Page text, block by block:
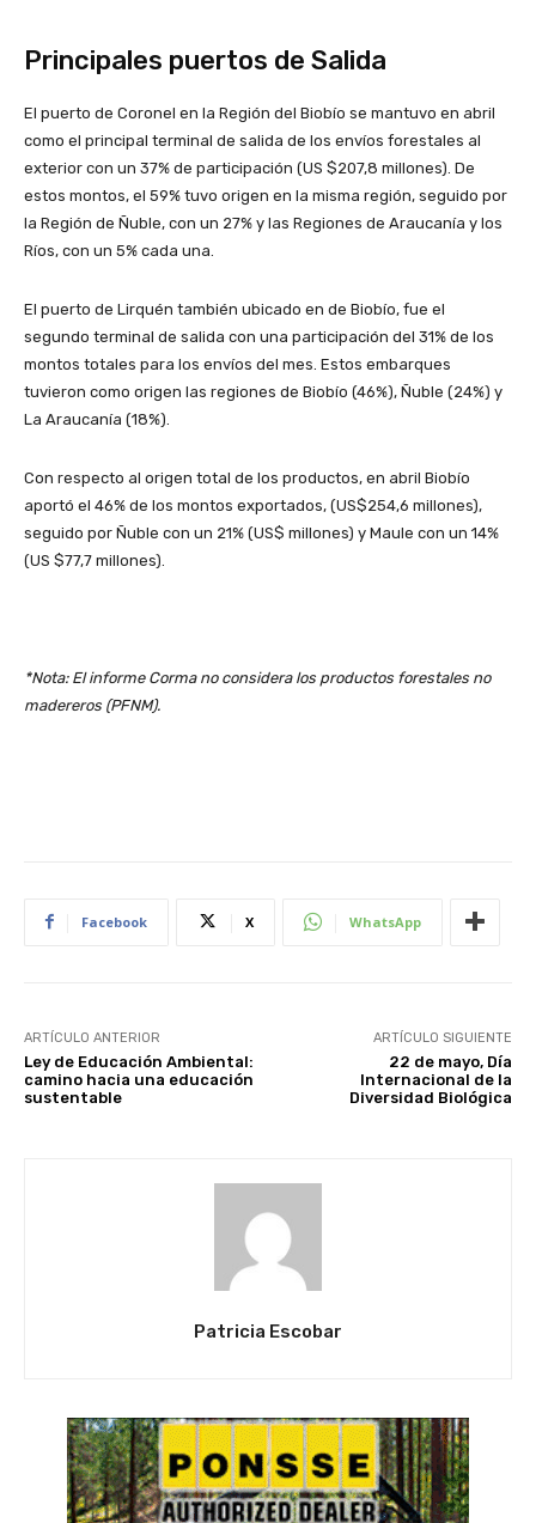
Principales puertos de Salida
El puerto de Coronel en la Región del Biobío se mantuvo en abril
como el principal terminal de salida de los envíos forestales al
exterior con un 37% de participación (US $207,8 millones). De
estos montos, el 59% tuvo origen en la misma región, seguido por
la Región de Ñuble, con un 27% y las Regiones de Araucanía y los
Ríos, con un 5% cada una.
El puerto de Lirquén también ubicado en de Biobío, fue el
segundo terminal de salida con una participación del 31% de los
montos totales para los envíos del mes. Estos embarques
tuvieron como origen las regiones de Biobío (46%), Ñuble (24%) y
La Araucanía (18%).
Con respecto al origen total de los productos, en abril Biobío
aportó el 46% de los montos exportados, (US$254,6 millones),
seguido por Ñuble con un 21% (US$ millones) y Maule con un 14%
(US $77,7 millones).
*Nota: El informe Corma no considera los productos forestales no
madereros (PFNM).
Facebook X WhatsApp
ARTÍCULO ANTERIOR
Ley de Educación Ambiental:
camino hacia una educación
sustentable
ARTÍCULO SIGUIENTE
22 de mayo, Día
Internacional de la
Diversidad Biológica
Patricia Escobar